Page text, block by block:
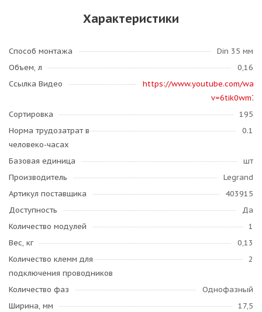
Характеристики
Способ монтажа
Din 35 мм
Объем, л
0,16
Ссылка Видео
https://www.youtube.com/
Сортировка
195
Норма трудозатрат в
человеко-часах
0.1
Базовая единица
шт
Производитель
Legrand
Артикул поставщика
403915
Доступность
Да
Количество модулей
1
Вес, кг
0,13
Количество клемм для
подключения проводников
2
Количество фаз
Однофазный
Ширина, мм
17,5